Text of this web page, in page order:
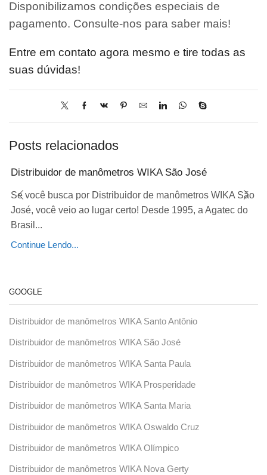
Disponibilizamos condições especiais de
pagamento. Consulte-nos para saber mais!
Entre em contato agora mesmo e tire todas as
suas dúvidas!
Posts relacionados
Distribuidor de manômetros WIKA São José
Se você busca por Distribuidor de manômetros WIKA São
José, você veio ao lugar certo! Desde 1995, a Agatec do
Brasil...
Continue Lendo...
GOOGLE
Distribuidor de manômetros WIKA Santo Antônio
Distribuidor de manômetros WIKA São José
Distribuidor de manômetros WIKA Santa Paula
Distribuidor de manômetros WIKA Prosperidade
Distribuidor de manômetros WIKA Santa Maria
Distribuidor de manômetros WIKA Oswaldo Cruz
Distribuidor de manômetros WIKA Olímpico
Distribuidor de manômetros WIKA Nova Gerty